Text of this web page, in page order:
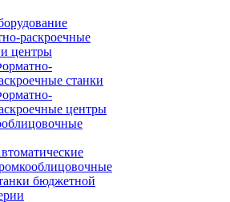
раскроечные
центры
станки
центры
бюджетной